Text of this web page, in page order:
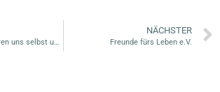
Wir müssen aufhören uns selbst unter Druck zu setzen. Aber wie?!
NÄCHSTER
Freunde fürs Leben e.V.